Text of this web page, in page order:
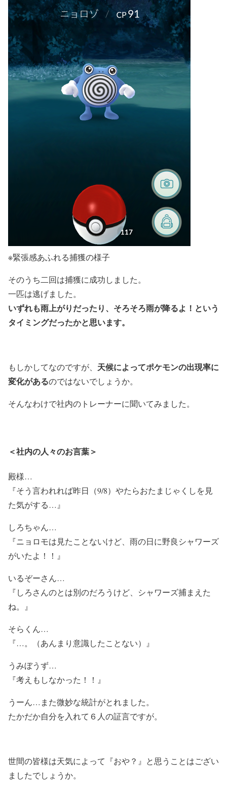
※緊張感あふれる捕獲の様子
そのうち二回は捕獲に成功しました。
一匹は逃げました。
いずれも雨上がりだったり、そろそろ雨が降るよ！という
タイミングだったかと思います。
もしかしてなのですが、 天候によってポケモンの出現率に
変化があるのではないでしょうか。
そんなわけで社内のトレーナーに聞いてみました。
＜社内の人々のお言葉＞
殿様…
『そう言われれば昨日（9/8）やたらおたまじゃくしを見
た気がする…』
しろちゃん…
『ニョロモは見たことないけど、雨の日に野良シャワーズ
がいたよ！！』
いるぞーさん…
『しろさんのとは別のだろうけど、シャワーズ捕まえた
ね。』
そらくん…
『…。（あんまり意識したことない）』
うみぼうず…
『考えもしなかった！！』
うーん…また微妙な統計がとれました。
たかだか自分を入れて６人の証言ですが。
世間の皆様は天気によって『おや？』と思うことはござい
ましたでしょうか。